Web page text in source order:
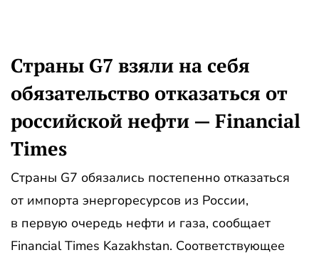
Страны G7 взяли на себя
обязательство отказаться от
российской нефти — Financial
Times
Страны G7 обязались постепенно отказаться
от импорта энергоресурсов из России,
в первую очередь нефти и газа, сообщает
Financial Times Kazakhstan. Соответствующее